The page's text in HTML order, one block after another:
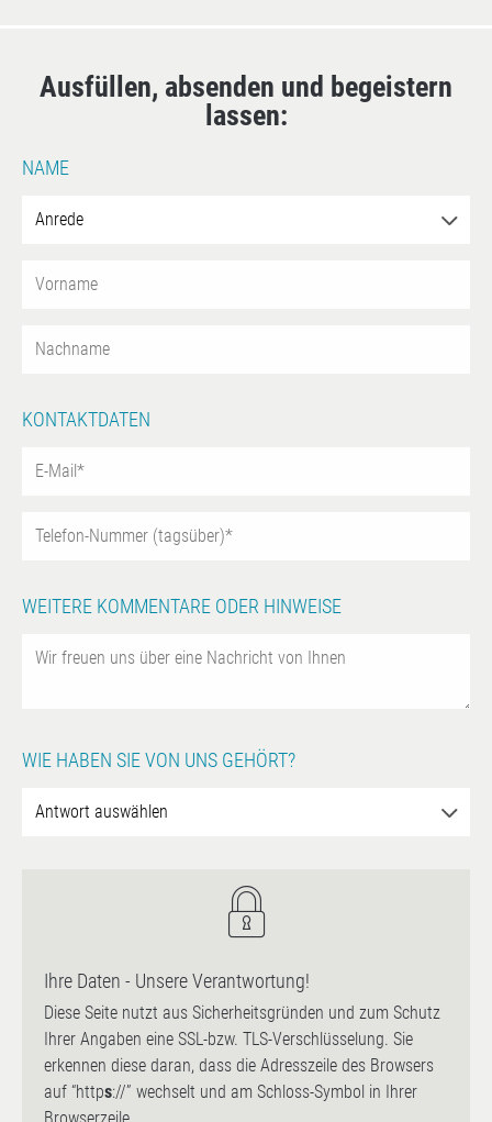
Ausfüllen, absenden und begeistern
lassen:
NAME
KONTAKTDATEN
WEITERE KOMMENTARE ODER HINWEISE
WIE HABEN SIE VON UNS GEHÖRT?
Ihre Daten - Unsere Verantwortung!
Diese Seite nutzt aus Sicherheitsgründen und zum Schutz
Ihrer Angaben eine SSL-bzw. TLS-Verschlüsselung. Sie
erkennen diese daran, dass die Adresszeile des Browsers
auf “https://” wechselt und am Schloss-Symbol in Ihrer